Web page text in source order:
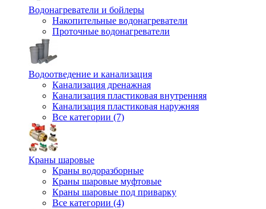
Водонагреватели и бойлеры
Накопительные водонагреватели
Проточные водонагреватели
Водоотведение и канализация
Канализация дренажная
Канализация пластиковая внутренняя
Канализация пластиковая наружняя
Все категории (7)
Краны шаровые
Краны водоразборные
Краны шаровые муфтовые
Краны шаровые под приварку
Все категории (4)